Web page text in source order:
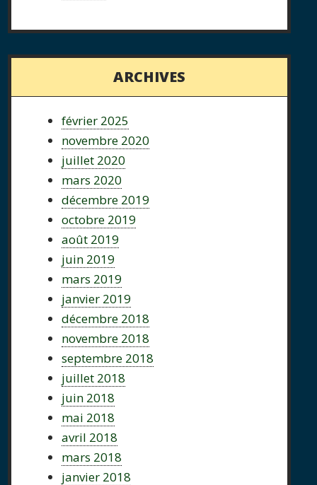
ARCHIVES
février 2025
novembre 2020
juillet 2020
mars 2020
décembre 2019
octobre 2019
août 2019
juin 2019
mars 2019
janvier 2019
décembre 2018
novembre 2018
septembre 2018
juillet 2018
juin 2018
mai 2018
avril 2018
mars 2018
janvier 2018